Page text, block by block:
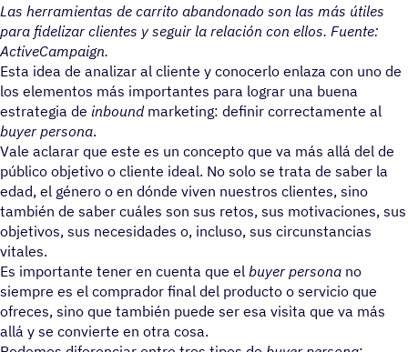
Las herramientas de carrito abandonado son las más útiles
para fidelizar clientes y seguir la relación con ellos. Fuente:
ActiveCampaign.
Esta idea de analizar al cliente y conocerlo enlaza con uno de
los elementos más importantes para lograr una buena
estrategia de inboundmarketing: definir correctamente al
buyer persona.
Vale aclarar que este es un concepto que va más allá del de
público objetivo o cliente ideal. No solo se trata de saber la
edad, el género o en dónde viven nuestros clientes, sino
también de saber cuáles son sus retos, sus motivaciones, sus
objetivos, sus necesidades o, incluso, sus circunstancias
vitales.
Es importante tener en cuenta que el buyer persona no
siempre es el comprador final del producto o servicio que
ofreces, sino que también puede ser esa visita que va más
allá y se convierte en otra cosa.